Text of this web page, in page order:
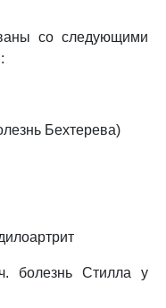
со следующими
Бехтерева)
болезнь Стилла у